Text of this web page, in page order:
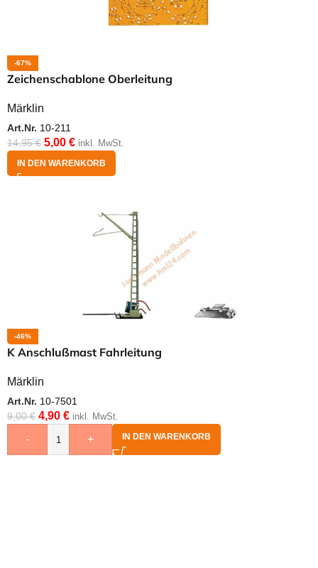
-67%
Zeichenschablone Oberleitung
Märklin
Art.Nr. 10-211
14,95€ 5,00 € inkl. MwSt.
IN DEN WARENKORB
-46%
K Anschlußmast Fahrleitung
Märklin
Art.Nr. 10-7501
9,00€ 4,90 € inkl. MwSt.
- + IN DEN WARENKORB